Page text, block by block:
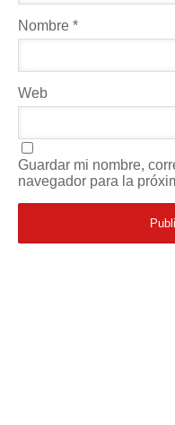
Nombre *
Web
Guardar mi nombre,
navegador para la